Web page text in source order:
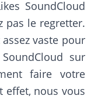
SoundCloud
pas le regretter.
vaste pour
sur
faire votre
effet, nous vous